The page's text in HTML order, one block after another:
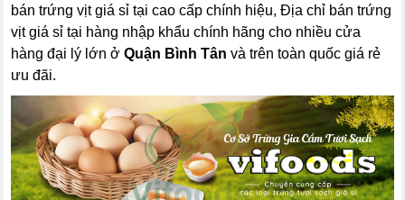
bán trứng vịt giá sỉ tại cao cấp chính hiệu, Địa chỉ bán trứng
vịt giá sỉ tại hàng nhập khẩu chính hãng cho nhiều cửa
hàng đại lý lớn ởQuận Bình Tân và trên toàn quốc giá rẻ
ưu đãi.